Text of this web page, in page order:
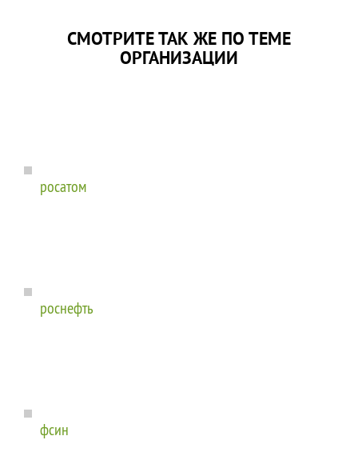
СМОТРИТЕ ТАК ЖЕ ПО ТЕМЕ
ОРГАНИЗАЦИИ
росатом
роснефть
фсин